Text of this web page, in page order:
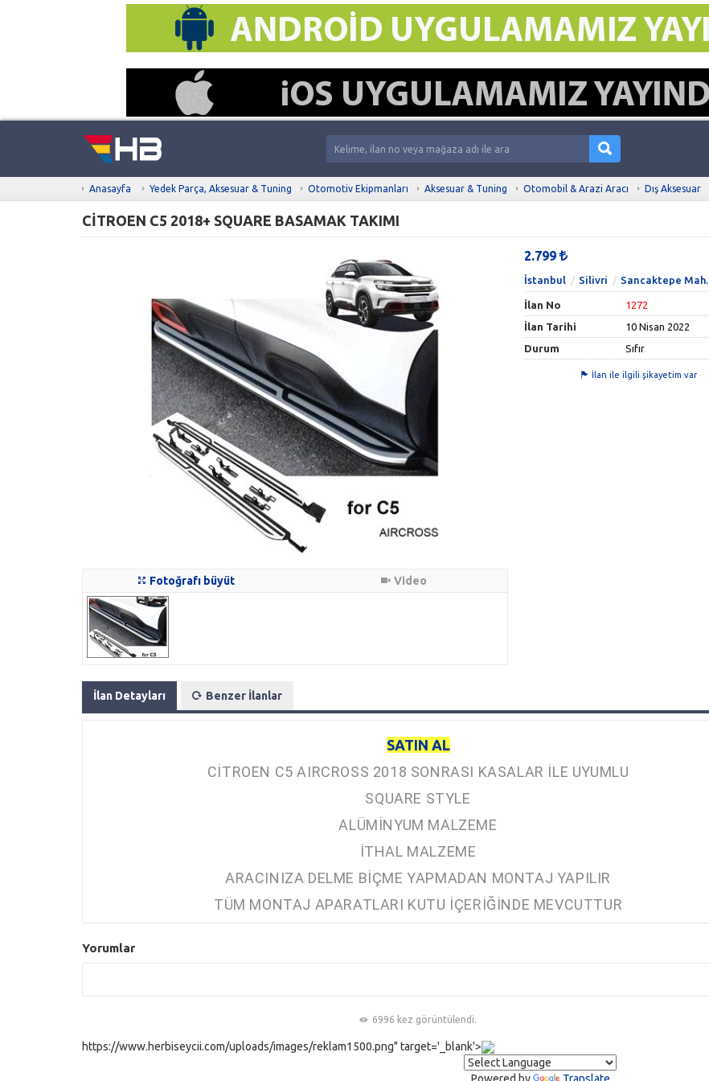
Anasayfa Yedek Parça, Aksesuar & Tuning Otomotiv Ekipmanları Aksesuar & Tuning Otomobil & Arazi Aracı Dış Aksesuar
CİTROEN C5 2018+ SQUARE BASAMAK TAKIMI
Fotoğrafı büyüt Video
2.799
İstanbul Silivri Sancaktepe Mah.
İlan No
1272
İlan Tarihi
10 Nisan 2022
Durum
Sıfır
İlan ile ilgili şikayetim var
İlan Detayları Benzer İlanlar
SATIN AL
CİTROEN C5 AIRCROSS 2018 SONRASI KASALAR İLE UYUMLU
SQUARE STYLE
ALÜMİNYUM MALZEME
İTHAL MALZEME
ARACINIZA DELME BİÇME YAPMADAN MONTAJ YAPILIR
TÜM MONTAJ APARATLARI KUTU İÇERİĞİNDE MEVCUTTUR
Yorumlar
6996 kez görüntülendi.
https://www.herbiseycii.com/uploads/images/reklam1500.png" target='_blank'>